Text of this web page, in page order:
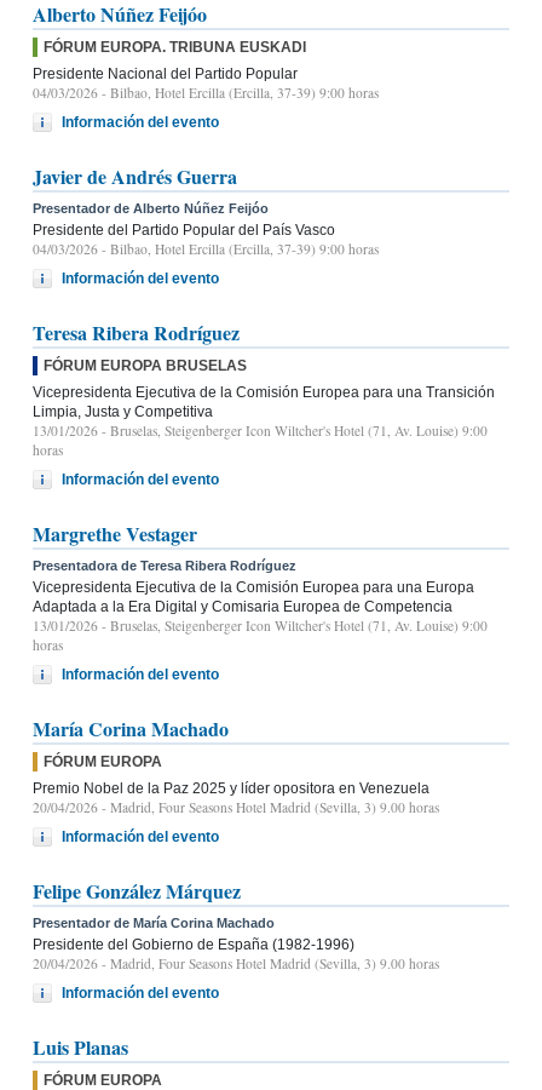
Alberto Núñez Feijóo
FÓRUM EUROPA. TRIBUNA EUSKADI
Presidente Nacional del Partido Popular
04/03/2026 - Bilbao, Hotel Ercilla (Ercilla, 37-39) 9:00 horas
Información del evento
Javier de Andrés Guerra
Presentador de Alberto Núñez Feijóo
Presidente del Partido Popular del País Vasco
04/03/2026 - Bilbao, Hotel Ercilla (Ercilla, 37-39) 9:00 horas
Información del evento
Teresa Ribera Rodríguez
FÓRUM EUROPA BRUSELAS
Vicepresidenta Ejecutiva de la Comisión Europea para una Transición
Limpia, Justa y Competitiva
13/01/2026 - Bruselas, Steigenberger Icon Wiltcher's Hotel (71, Av. Louise) 9:00
horas
Información del evento
Margrethe Vestager
Presentadora de Teresa Ribera Rodríguez
Vicepresidenta Ejecutiva de la Comisión Europea para una Europa
Adaptada a la Era Digital y Comisaria Europea de Competencia
13/01/2026 - Bruselas, Steigenberger Icon Wiltcher's Hotel (71, Av. Louise) 9:00
horas
Información del evento
María Corina Machado
FÓRUM EUROPA
Premio Nobel de la Paz 2025 y líder opositora en Venezuela
20/04/2026 - Madrid, Four Seasons Hotel Madrid (Sevilla, 3) 9.00 horas
Información del evento
Felipe González Márquez
Presentador de María Corina Machado
Presidente del Gobierno de España (1982-1996)
20/04/2026 - Madrid, Four Seasons Hotel Madrid (Sevilla, 3) 9.00 horas
Información del evento
Luis Planas
FÓRUM EUROPA